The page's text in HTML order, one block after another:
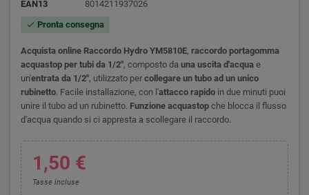
EAN13
8014211937026
check Pronta consegna
Acquista online Raccordo Hydro YM5810E, raccordo portagomma
acquastop per tubi da 1/2", composto da una uscita d'acqua e
un'entrata da 1/2", utilizzato per collegare un tubo ad un unico
rubinetto. Facile installazione, con l'attacco rapido in due minuti puoi
unire il tubo ad un rubinetto. Funzione acquastop che blocca il flusso
d'acqua quando si ci appresta a scollegare il raccordo.
1,50 €
Tasse incluse